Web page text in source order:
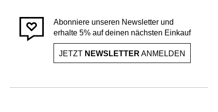
Abonniere unseren Newsletter und
erhalte 5% auf deinen nächsten Einkauf
JETZT NEWSLETTER ANMELDEN